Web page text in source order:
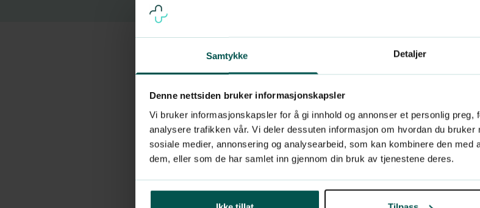
Samtykke Detaljer
Denne nettsiden bruker informasjonskapsler
Vi bruker informasjonskapsler for å gi innhold og annonser et personlig
analysere trafikken vår. Vi deler dessuten informasjon om hvordan du
sosiale medier, annonsering og analysearbeid, som kan kombinere den med
dem, eller som de har samlet inn gjennom din bruk av tjenestene deres.
Når
Når bør du
Utslettet